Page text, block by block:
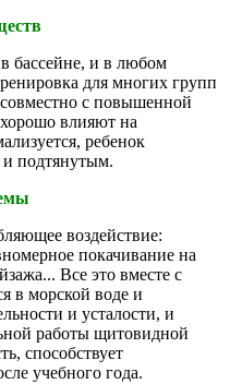
бассейне, и в любом
для многих групп
с повышенной
влияют на
ребенок
подтянутым.
воздействие:
покачивание на
Все это вместе с
в морской воде и
и усталости, и
работы щитовидной
способствует
учебного года.